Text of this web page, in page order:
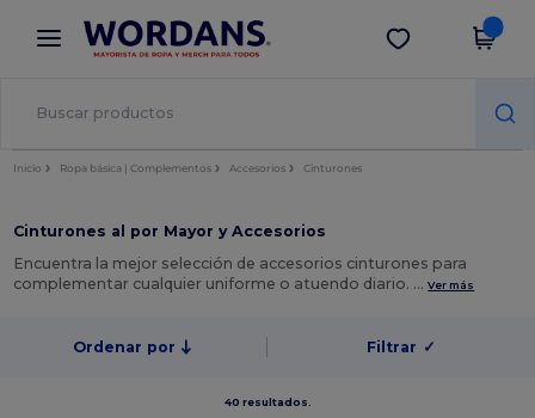
× App de Wordans
¡Mejores precios en app!
Descargar app
Inicio Ropa básica | Complementos Accesorios Cinturones
Cinturones al por Mayor y Accesorios
Encuentra la mejor selección de accesorios cinturones para
complementar cualquier uniforme o atuendo diario. …Ver más
Ordenar por Filtrar ✓
40 resultados.